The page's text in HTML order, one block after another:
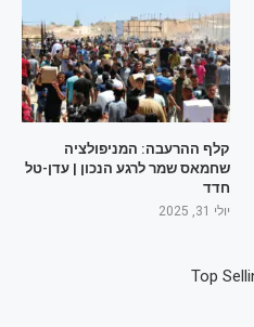
קלף ההרעבה: המניפולציה
שחמאס שמר לרגע הנכון | עדן-טל
חדד
יולי 31, 2025